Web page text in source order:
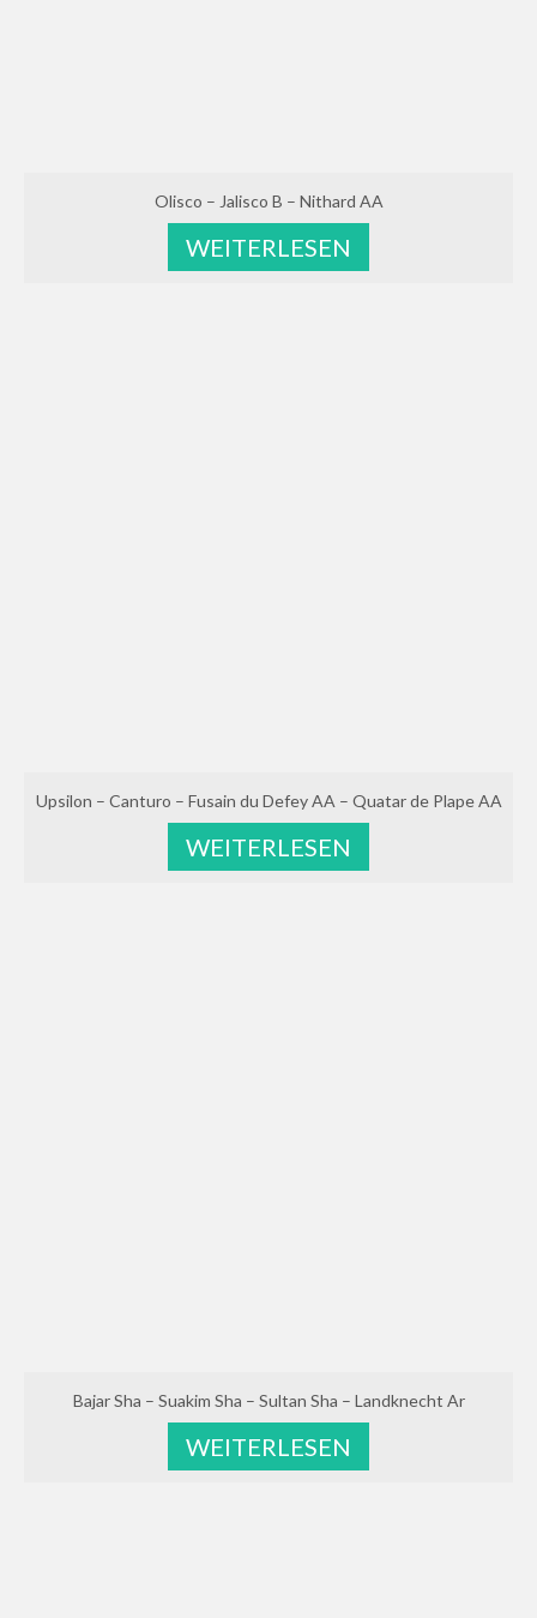
Olisco – Jalisco B – Nithard AA
WEITERLESEN
Upsilon – Canturo – Fusain du Defey AA – Quatar de Plape AA
WEITERLESEN
Bajar Sha – Suakim Sha – Sultan Sha – Landknecht Ar
WEITERLESEN